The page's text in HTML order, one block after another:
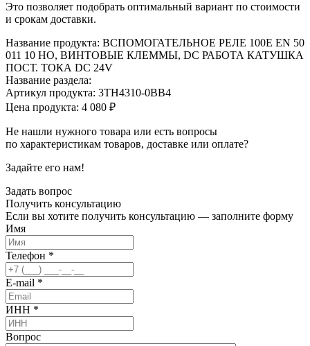
Это позволяет подобрать оптимальный вариант по стоимости
и срокам доставки.
Название продукта: ВСПОМОГАТЕЛЬНОЕ РЕЛЕ 100E EN 50
011 10 НO, ВИНТОВЫЕ КЛЕММЫ, DC РАБОТА КАТУШКА
ПОСТ. ТОКА DC 24V
Название раздела:
Артикул продукта: 3TH4310-0BB4
Цена продукта: 4 080 ₽
Не нашли нужного товара или есть вопросы
по характеристикам товаров, доставке или оплате?
Задайте его нам!
Задать вопрос
Получить консультацию
Если вы хотите получить консультацию — заполните форму
Имя
Телефон *
E-mail *
ИНН *
Вопрос